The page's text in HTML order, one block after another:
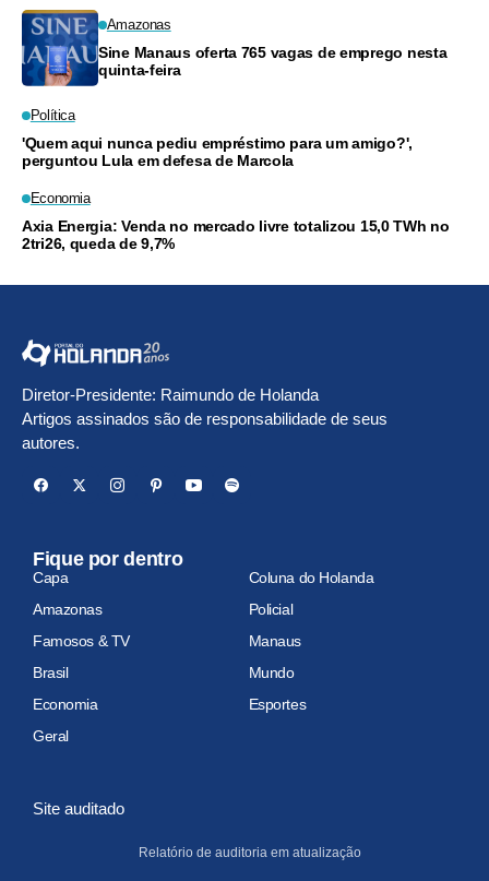
Amazonas
Sine Manaus oferta 765 vagas de emprego nesta
quinta-feira
Política
'Quem aqui nunca pediu empréstimo para um amigo?',
perguntou Lula em defesa de Marcola
Economia
Axia Energia: Venda no mercado livre totalizou 15,0 TWh no
2tri26, queda de 9,7%
Diretor-Presidente: Raimundo de Holanda
Artigos assinados são de responsabilidade de seus
autores.
Fique por dentro
Capa
Coluna do Holanda
Amazonas
Policial
Famosos & TV
Manaus
Brasil
Mundo
Economia
Esportes
Geral
Site auditado
Relatório de auditoria em atualização